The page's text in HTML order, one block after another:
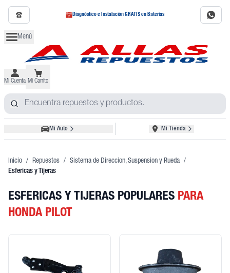
Diagnóstico e Instalación GRATIS en Baterías
Menú
Mi Cuenta Mi Carrito
Mi Auto Mi Tienda
Inicio / Repuestos / Sistema de Direccion, Suspension y Rueda /
Esfericas y Tijeras
ESFERICAS Y TIJERAS POPULARES PARA
HONDA PILOT